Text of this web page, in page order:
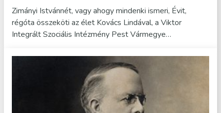
Zimányi Istvánnét, vagy ahogy mindenki ismeri, Évit,
régóta összeköti az élet Kovács Lindával, a Viktor
Integrált Szociális Intézmény Pest Vármegye…